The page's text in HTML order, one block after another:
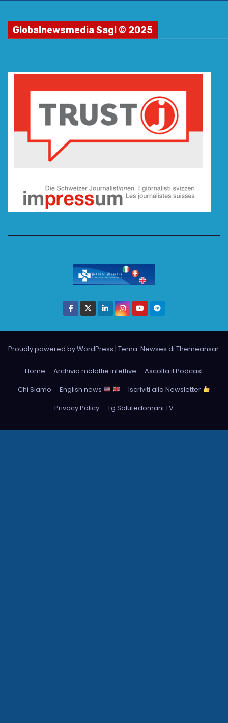
Globalnewsmedia Sagl © 2025
Proudly powered by WordPress | Tema: Newses di Themeansar.
Home Archivio malattie infettive
Ascolta il Podcast
Chi Siamo
English news
Iscriviti alla Newsletter
Privacy Policy
Tg Salutedomani TV